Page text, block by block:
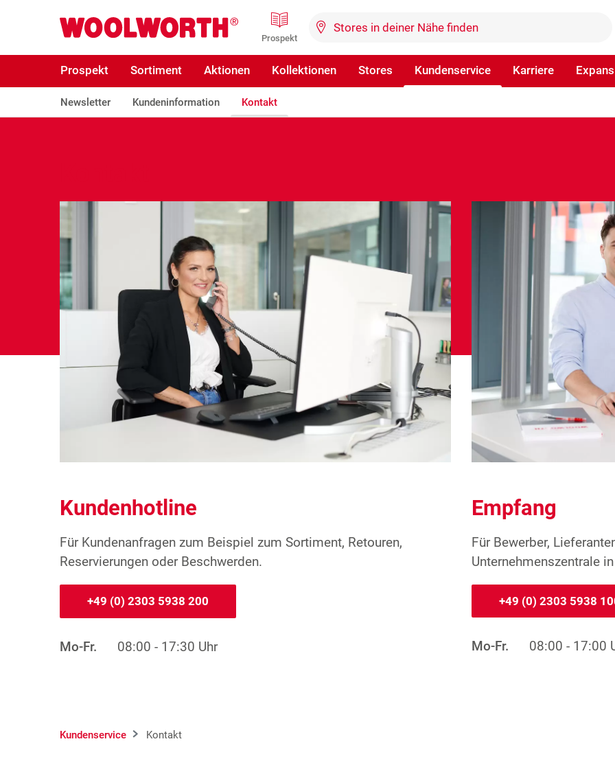
Woolworth GmbH Prospekt
Prospekt Sortiment Aktionen Kollektionen Stores Kundenservice Karriere
Newsletter Kundeninformation Kontakt
Kundenhotline
Für Kundenanfragen zum Beispiel zum Sortiment, Retouren,
Reservierungen oder Beschwerden.
+49 (0) 2303 5938 200
Mo-Fr. 08:00 - 17:30 Uhr
Empfang
Für Bewerber,
Unternehmenszentrale
+49 (0) 2303 5938
Mo-Fr. 08:00 - 17:00
Kundenservice Kontakt